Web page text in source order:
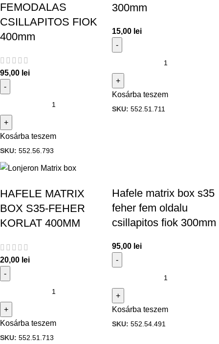
FEMODALAS
CSILLAPITOS FIOK
400mm
95,00 lei
Kosárba teszem
SKU: 552.56.793
300mm
15,00 lei
Kosárba teszem
SKU: 552.51.711
HAFELE MATRIX
BOX S35-FEHER
KORLAT 400MM
20,00 lei
Kosárba teszem
SKU: 552.51.713
Hafele matrix box s35
feher fem oldalu
csillapitos fiok 300mm
95,00 lei
Kosárba teszem
SKU: 552.54.491